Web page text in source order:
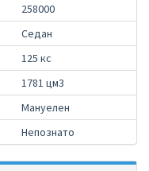
258000
Седан
125 кс
1781 цм3
Мануелен
Непознато